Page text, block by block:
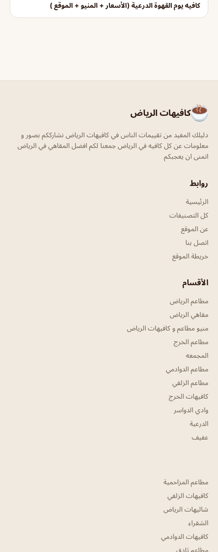
كافيه يوم القهوة الدرعية (الأسعار + المنيو + الموقع )
كافيهات الرياض
دليلك المفيد من تقييمات الناس في كافيهات الرياض نشارككم بصور و
معلومات عن كل كافيه في الرياض جمعنا لكم افضل المقاهي في الرياض
اتمنى ان يعجبكم
روابط
الرئيسية
كل التصنيفات
عن الموقع
اتصل بنا
خريطة الموقع
الأقسام
مطاعم الرياض
مقاهي الرياض
منيو مطاعم و كافيهات الرياض
مطاعم الخرج
المجمعه
مطاعم الدوادمي
مطاعم الزلفي
كافيهات الخرج
وادي الدواسر
الدرعية
عفيف
مطاعم المزاحمية
كافيهات الزلفي
شاليهات الرياض
الشقراء
كافيهات الدوادمي
مطاعم ثادق